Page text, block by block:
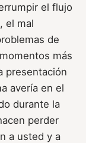
el flujo
el mal
de
más
presentación
avería en el
durante la
perder
a usted y a